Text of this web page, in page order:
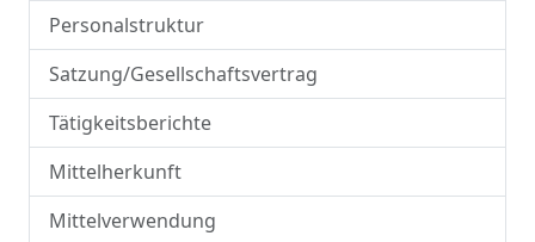
Personalstruktur
Satzung/Gesellschaftsvertrag
Tätigkeitsberichte
Mittelherkunft
Mittelverwendung